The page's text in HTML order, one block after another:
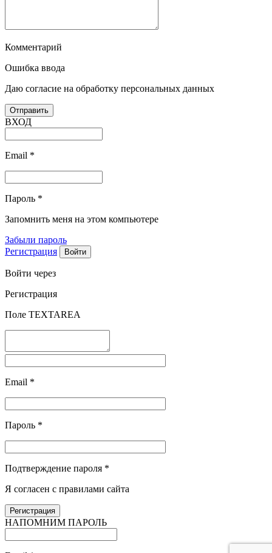
Комментарий
Ошибка ввода
Даю согласие на обработку персональных данных
ВХОД
Email *
Пароль *
Запомнить меня на этом компьютере
Забыли пароль
Регистрация
Войти через
Регистрация
Поле TEXTAREA
Email *
Пароль *
Подтверждение пароля *
Я согласен с правилами сайта
НАПОМНИМ ПАРОЛЬ